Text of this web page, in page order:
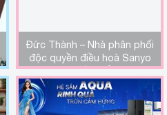
Đức Thành – Nhà phân phối
độc quyền điều hoà Sanyo
tại miền Bắc.